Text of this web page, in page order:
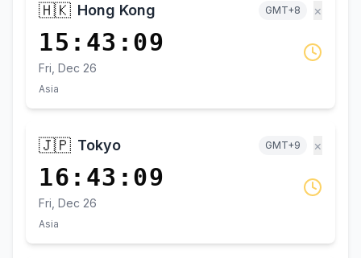
🇭🇰 Hong Kong GMT+8 ×
15:43:09
Fri, Dec 26
Asia
🇯🇵 Tokyo GMT+9 ×
16:43:09
Fri, Dec 26
Asia